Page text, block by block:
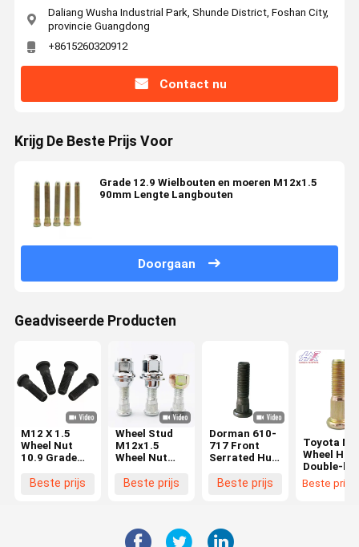
Daliang Wusha Industrial Park, Shunde District, Foshan City,
provincie Guangdong
+8615260320912
Contact nu
Krijg De Beste Prijs Voor
Grade 12.9 Wielbouten en moeren M12x1.5
90mm Lengte Langbouten
Doorgaan
Geadviseerde Producten
M12 X 1.5
Wheel Nut
10.9 Grade
Hoofdgrootte
Beste prijs
Wheel Stud
M12x1.5
Wheel Nut
Grade
Toyota,
Hyundai,
Beste prijs
Dorman 610-
717 Front
Serrated Hub
M14X1.50
Ford
Beste prijs
Toyota
Wheel Hub
Double-
Bolt 1/2' X
1/4' UNF
Beste prijs